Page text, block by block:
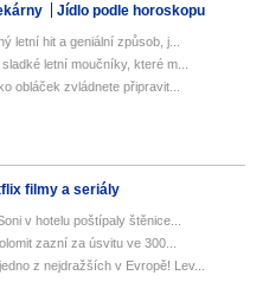
Jídlo podle horoskopu
letní hit a geniální způsob, j...
letní moučníky, které m...
obláček zvládnete připravit...
filmy a seriály
v hotelu poštípaly štěnice...
zazní za úsvitu ve 300...
z nejdražších v Evropě! Lev...